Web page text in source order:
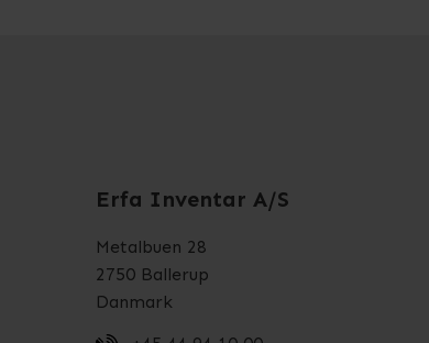
Erfa Inventar A/S
Metalbuen 28
2750 Ballerup
Danmark